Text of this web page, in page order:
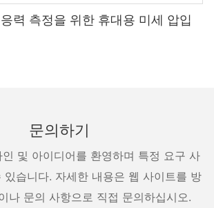
력 측정을 위한 휴대용 미세 압입
문의하기
및 아이디어를 환영하며 특정 요구 사
있습니다. 자세한 내용은 웹 사이트를 방
나 문의 사항으로 직접 문의하십시오.